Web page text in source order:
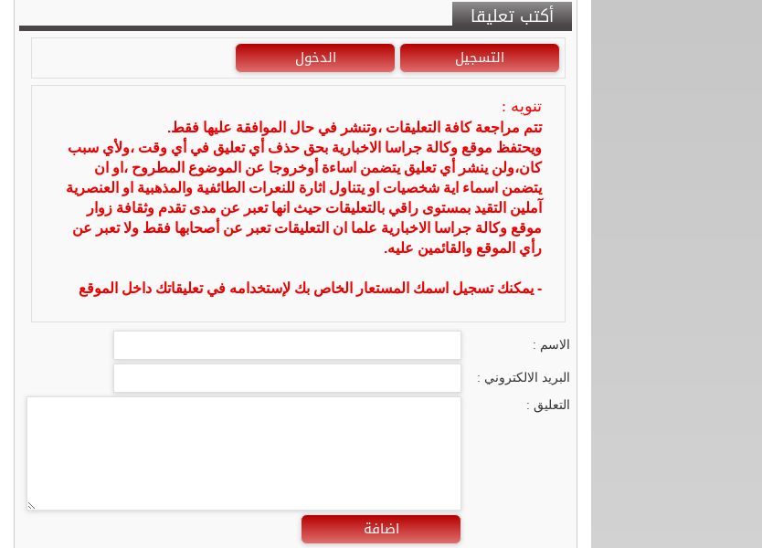
أكتب تعليقا
التسجيل الدخول
تنويه :
تتم مراجعة كافة التعليقات ،وتنشر في حال الموافقة عليها فقط.
ويحتفظ موقع وكالة جراسا الاخبارية بحق حذف أي تعليق في أي وقت ،ولأي سبب
كان،ولن ينشر أي تعليق يتضمن اساءة أوخروجا عن الموضوع المطروح ،او ان
يتضمن اسماء اية شخصيات او يتناول اثارة للنعرات الطائفية والمذهبية او العنصرية
آملين التقيد بمستوى راقي بالتعليقات حيث انها تعبر عن مدى تقدم وثقافة زوار
موقع وكالة جراسا الاخبارية علما ان التعليقات تعبر عن أصحابها فقط ولا تعبر عن
رأي الموقع والقائمين عليه.
- يمكنك تسجيل اسمك المستعار الخاص بك لإستخدامه في تعليقاتك داخل الموقع
الاسم :
البريد الالكتروني :
التعليق :
اضافة